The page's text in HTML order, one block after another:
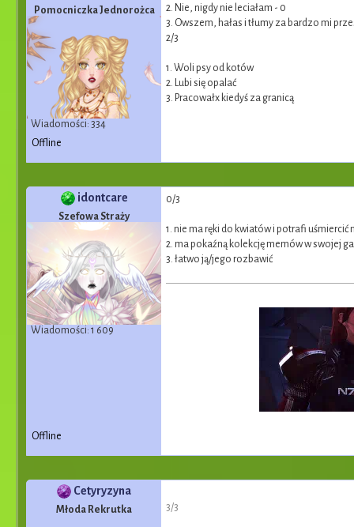
Pomocniczka Jednorożca
Wiadomości: 334
2. Nie, nigdy nie leciałam - 0
3. Owszem, hałas i tłumy za bardzo mi
2/3
1. Woli psy od kotów
2. Lubi się opalać
3. Pracowałx kiedyś za granicą
Offline
idontcare
Szefowa Straży
Wiadomości: 1 609
0/3
1. nie ma ręki do kwiatów i potrafi uśmiercić
2. ma pokaźną kolekcję memów w swojej
3. łatwo ją/jego rozbawić
Offline
Cetyryzyna
Młoda Rekrutka 3/3